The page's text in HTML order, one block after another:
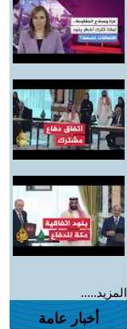
المزيد.....
أخبار عامة